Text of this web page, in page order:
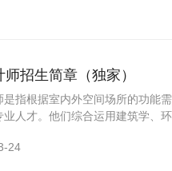
招生简章（独家）
是指根据室内外空间场所的功能
业人才。他们综合运用建筑学、
明创意设计、效果图绘制、照明
24